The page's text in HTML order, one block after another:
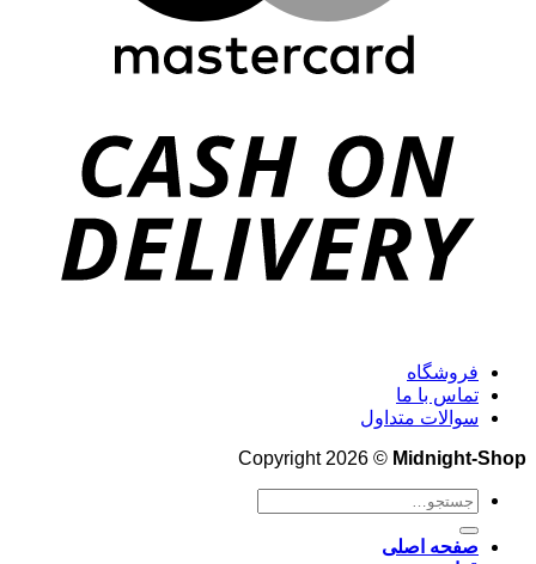
فروشگاه
تماس با ما
سوالات متداول
Copyright 2026 © Midnight-Shop
جستجو
صفحه اصلی